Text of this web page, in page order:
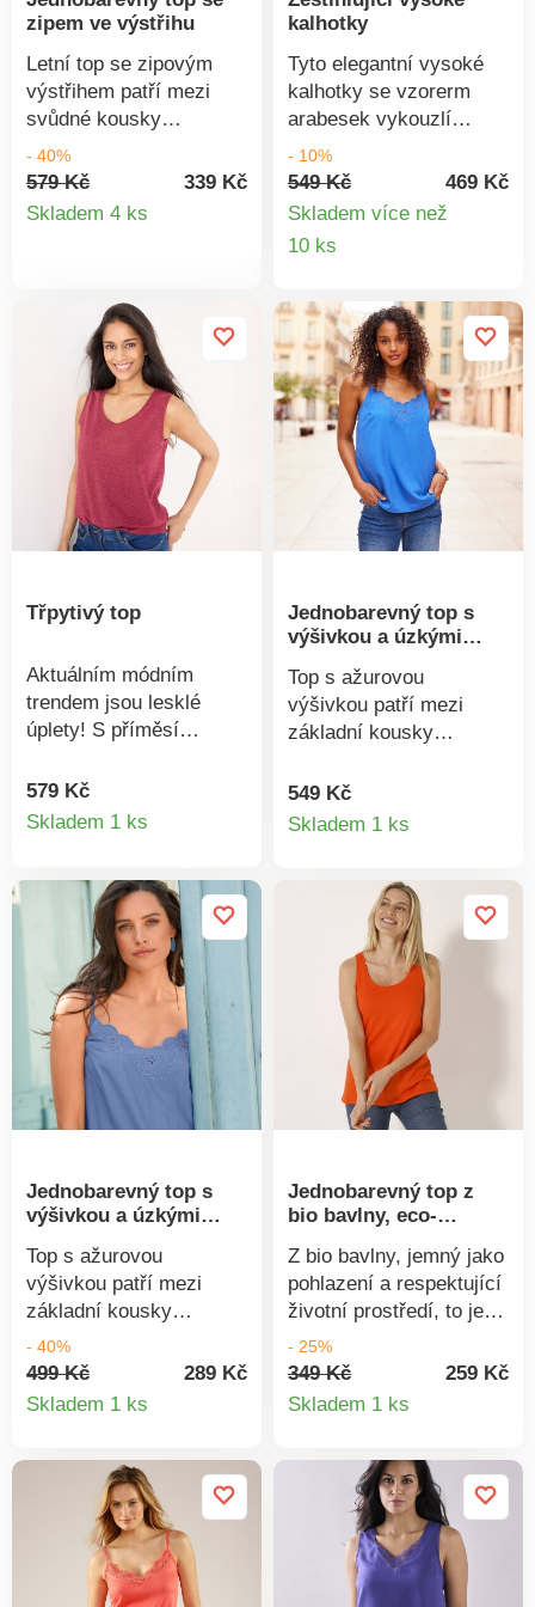
norem. Lze prát v
pračce.
zipem ve výstřihu
Letní top se zipovým
výstřihem patří mezi
svůdné kousky
dámského šatníku!
Výstřih do "V" na zip.
Bez rukávů. Pružný
volnost pohybu. Lze prát
v pračce.
- 40%
579 Kč
339 Kč
Skladem 4 ks
kalhotky
Tyto elegantní vysoké
kalhotky se vzorerm
arabesek vykouzlí
ploché bříško a užší
boky. Beze švů a
pohodlné s měkkými
díky kterým se nikam
- 10%
549 Kč
469 Kč
Skladem více než
10 ks
Třpytivý top
Aktuálním módním
trendem jsou lesklé
úplety! S příměsí
kulatým výstřihem.
Rovný spodní lem. Lze
579 Kč
Skladem 1 ks
Jednobarevný top s
výšivkou a úzkými
Top s ažurovou
výšivkou patří mezi
základní kousky
Vpředu výstřih do "V" s
výšivkou tón v tónu a
rovný výstřih. Úzká
nastavitelná ramínka.
Prsní záševky. Rovný
spodní lem. Lze prát v
pračce.
549 Kč
Skladem 1 ks
Jednobarevný top s
výšivkou a úzkými
Top s ažurovou
výšivkou patří mezi
základní kousky
dámského šatníku.
Vpředu výstřih do "V" s
výšivkou tón v tónu a
rovný výstřih. Úzká
nastavitelná ramínka.
Prsní záševky. Rovný
spodní lem. Lze prát v
- 40%
499 Kč
289 Kč
Skladem 1 ks
Jednobarevný top z
bio bavlny, eco-
Z bio bavlny, jemný jako
pohlazení a respektující
životní prostředí, to je
jednobarevný top v eco-
friendly verzi! Milujeme
jeho volný střih a
lem. Produkt vyrobený z
bio bavlny s certifikátem
GOTS (Global Organic
Textile Standard od GCL
International LTD - n°
- 25%
349 Kč
259 Kč
Skladem 1 ks